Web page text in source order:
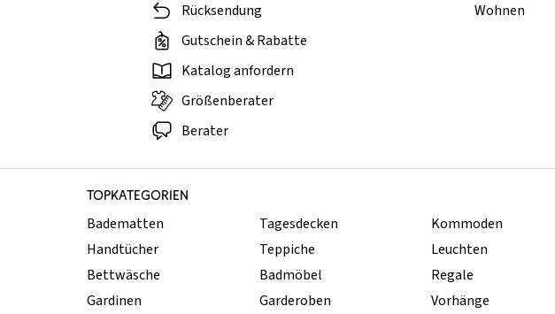
Rücksendung
Gutschein & Rabatte
Katalog anfordern
Größenberater
Berater
Wohnen
TOPKATEGORIEN
Badematten
Handtücher
Bettwäsche
Gardinen
Tagesdecken
Teppiche
Badmöbel
Garderoben
Kommoden
Leuchten
Regale
Vorhänge